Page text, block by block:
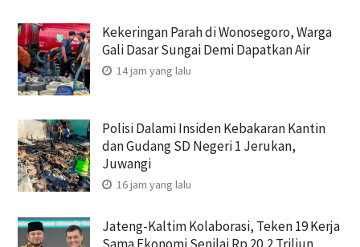
Kekeringan Parah di Wonosegoro, Warga
Gali Dasar Sungai Demi Dapatkan Air
14 jam yang lalu
Polisi Dalami Insiden Kebakaran Kantin
dan Gudang SD Negeri 1 Jerukan,
Juwangi
16 jam yang lalu
Jateng-Kaltim Kolaborasi, Teken 19 Kerja